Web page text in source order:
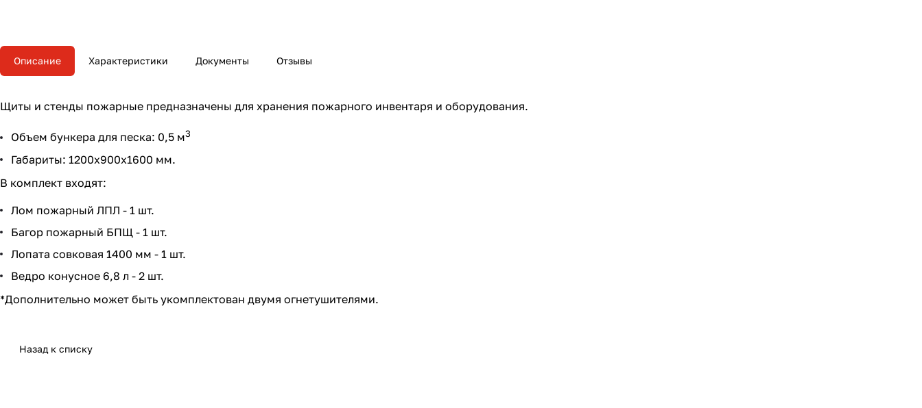
Описание Характеристики Документы Отзывы
Щиты и стенды пожарные предназначены для хранения пожарного инвентаря и оборудования.
Объем бункера для песка: 0,5 м3
Габариты: 1200х900х1600 мм.
В комплект входят:
Лом пожарный ЛПЛ - 1 шт.
Багор пожарный БПЩ - 1 шт.
Лопата совковая 1400 мм - 1 шт.
Ведро конусное 6,8 л - 2 шт.
*Дополнительно может быть укомплектован двумя огнетушителями.
Назад к списку